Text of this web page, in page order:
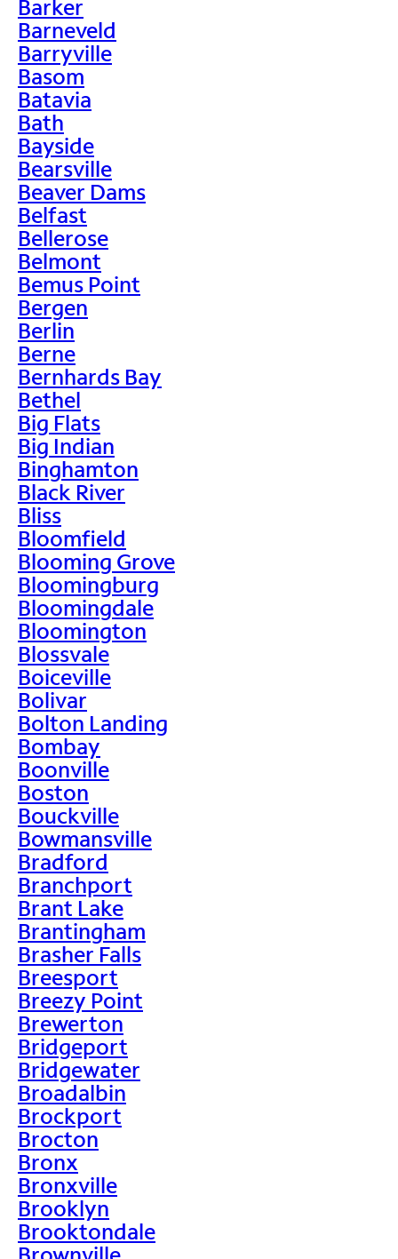
Barker
Barneveld
Barryville
Basom
Batavia
Bath
Bayside
Bearsville
Beaver Dams
Belfast
Bellerose
Belmont
Bemus Point
Bergen
Berlin
Berne
Bernhards Bay
Bethel
Big Flats
Big Indian
Binghamton
Black River
Bliss
Bloomfield
Blooming Grove
Bloomingburg
Bloomingdale
Bloomington
Blossvale
Boiceville
Bolivar
Bolton Landing
Bombay
Boonville
Boston
Bouckville
Bowmansville
Bradford
Branchport
Brant Lake
Brantingham
Brasher Falls
Breesport
Breezy Point
Brewerton
Bridgeport
Bridgewater
Broadalbin
Brockport
Brocton
Bronx
Bronxville
Brooklyn
Brooktondale